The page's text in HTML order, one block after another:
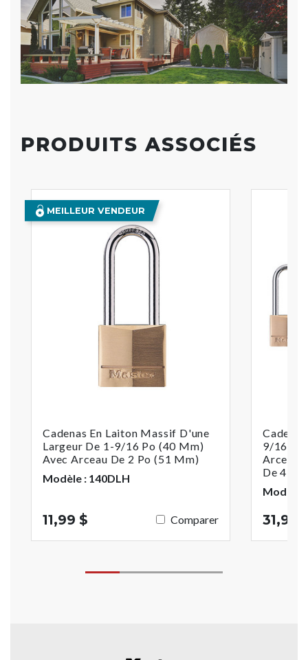
PRODUITS ASSOCIÉS
MEILLEUR VENDEUR
Cadenas En Laiton Massif D'une
Largeur De 1-9/16 Po (40 Mm)
Avec Arceau De 2 Po (51 Mm)
Modèle : 140DLH
11,99 $ Comparer
9/16 Po
Arceau
De 4
Modèle
31,99